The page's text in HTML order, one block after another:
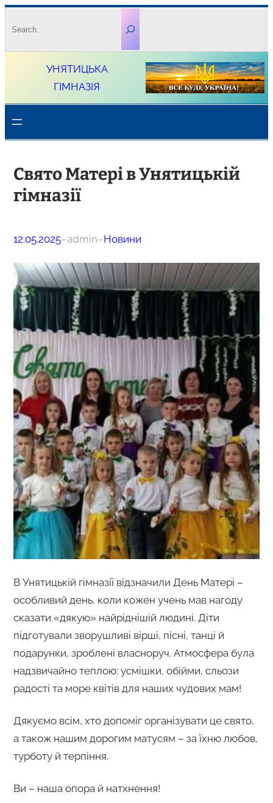
до
вмісту
УНЯТИЦЬКА
ГІМНАЗІЯ
Свято Матері в Унятицькій
гімназії
12.05.2025–admin–Новини
В Унятицькій гімназії відзначили День Матері –
особливий день, коли кожен учень мав нагоду
сказати «дякую» найріднішій людині. Діти
підготували зворушливі вірші, пісні, танці й
подарунки, зроблені власноруч. Атмосфера була
надзвичайно теплою: усмішки, обійми, сльози
радості та море квітів для наших чудових мам!
Дякуємо всім, хто допоміг організувати це свято,
а також нашим дорогим матусям – за їхню любов,
турботу й терпіння.
Ви – наша опора й натхнення!